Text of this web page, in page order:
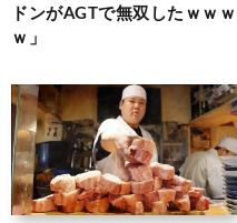
ドンがAGTで無双したｗｗｗ
ｗ」